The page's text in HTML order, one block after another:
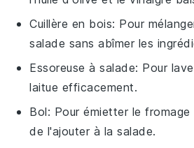
Cuillère en bois: Pour
salade sans abîmer les
Essoreuse à salade: Pour
laitue efficacement.
Bol: Pour émietter le
de l'ajouter à la salade.